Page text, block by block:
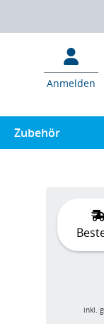
Anmelden
Zubehör
inkl.